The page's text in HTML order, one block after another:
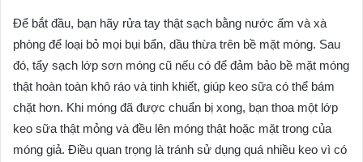
Để bắt đầu, bạn hãy rửa tay thật sạch bằng nước ấm và xà
phòng để loại bỏ mọi bụi bẩn, dầu thừa trên bề mặt móng. Sau
đó, tẩy sạch lớp sơn móng cũ nếu có để đảm bảo bề mặt móng
thật hoàn toàn khô ráo và tinh khiết, giúp keo sữa có thể bám
chặt hơn. Khi móng đã được chuẩn bị xong, bạn thoa một lớp
keo sữa thật mỏng và đều lên móng thật hoặc mặt trong của
móng giả. Điều quan trọng là tránh sử dụng quá nhiều keo vì có